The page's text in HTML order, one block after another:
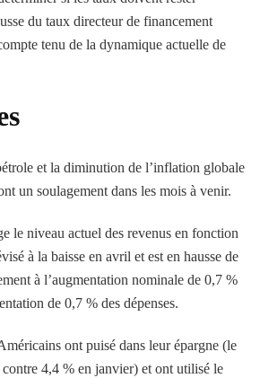
du taux directeur de financement
tenu de la dynamique actuelle de
et la diminution de l’inflation globale
un soulagement dans les mois à venir.
le niveau actuel des revenus en fonction
à la baisse en avril et est en hausse de
à l’augmentation nominale de 0,7 %
de 0,7 % des dépenses.
ont puisé dans leur épargne (le
4,4 % en janvier) et ont utilisé le